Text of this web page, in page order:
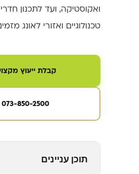
ואקוסטיקה, ועד לתכנון
טכנולוגיים ואזורי לאונג
קבלת ייעוץ
073-850-2500
תוכן עניינים